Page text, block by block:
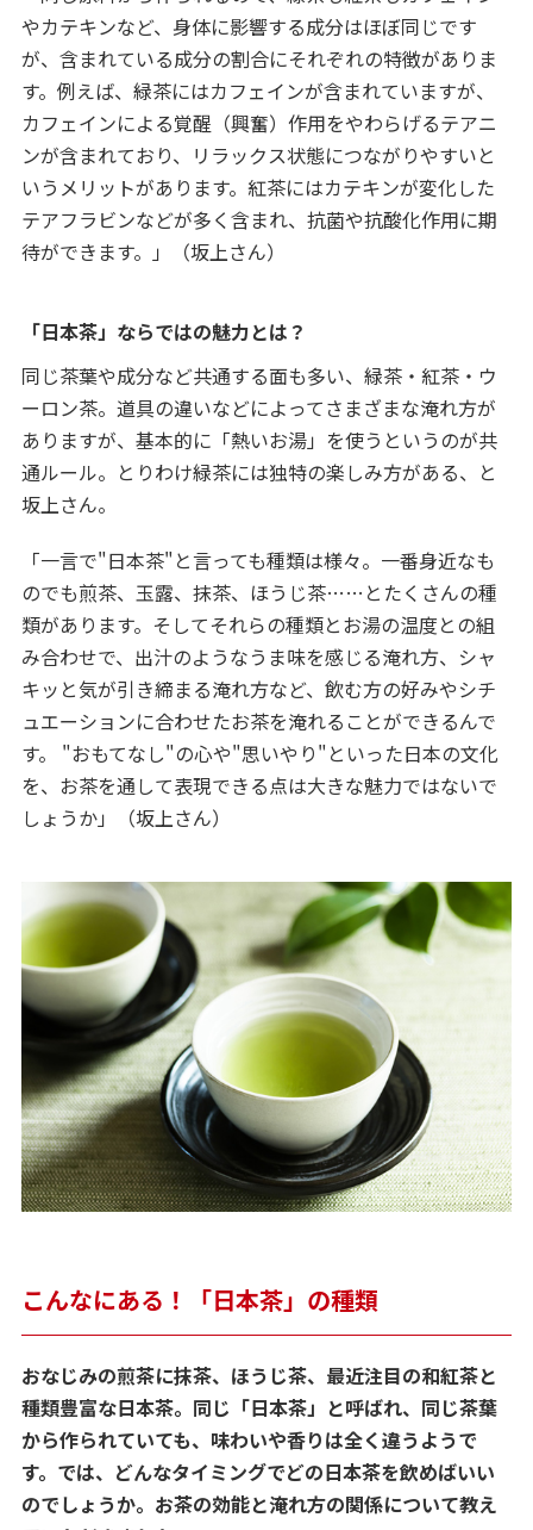
やカテキンなど、身体に影響する成分はほぼ同じです
が、含まれている成分の割合にそれぞれの特徴がありま
す。例えば、緑茶にはカフェインが含まれていますが、
カフェインによる覚醒（興奮）作用をやわらげるテアニ
ンが含まれており、リラックス状態につながりやすいと
いうメリットがあります。紅茶にはカテキンが変化した
テアフラビンなどが多く含まれ、抗菌や抗酸化作用に期
待ができます。」（坂上さん）
「日本茶」ならではの魅力とは？
同じ茶葉や成分など共通する面も多い、緑茶・紅茶・ウ
ーロン茶。道具の違いなどによってさまざまな淹れ方が
ありますが、基本的に「熱いお湯」を使うというのが共
通ルール。とりわけ緑茶には独特の楽しみ方がある、と
坂上さん。
「一言で"日本茶"と言っても種類は様々。一番身近なも
のでも煎茶、玉露、抹茶、ほうじ茶……とたくさんの種
類があります。そしてそれらの種類とお湯の温度との組
み合わせで、出汁のようなうま味を感じる淹れ方、シャ
キッと気が引き締まる淹れ方など、飲む方の好みやシチ
ュエーションに合わせたお茶を淹れることができるんで
す。 "おもてなし"の心や"思いやり"といった日本の文化
を、お茶を通して表現できる点は大きな魅力ではないで
しょうか」（坂上さん）
こんなにある！「日本茶」の種類
おなじみの煎茶に抹茶、ほうじ茶、最近注目の和紅茶と
種類豊富な日本茶。同じ「日本茶」と呼ばれ、同じ茶葉
から作られていても、味わいや香りは全く違うようで
す。では、どんなタイミングでどの日本茶を飲めばいい
のでしょうか。お茶の効能と淹れ方の関係について教え